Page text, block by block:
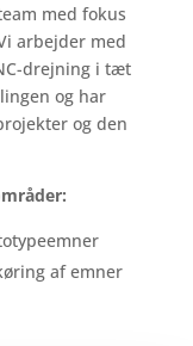
med fokus
arbejder med
drejning i tæt
og har
og den
af emner